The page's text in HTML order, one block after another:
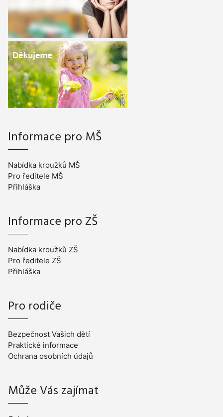
Informace pro MŠ
Nabídka kroužků MŠ
Pro ředitele MŠ
Přihláška
Informace pro ZŠ
Nabídka kroužků ZŠ
Pro ředitele ZŠ
Přihláška
Pro rodiče
Bezpečnost Vašich dětí
Praktické informace
Ochrana osobních údajů
Může Vás zajímat